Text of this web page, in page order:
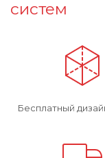
систем
Бесплатный